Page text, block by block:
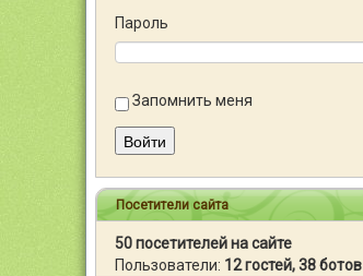
Пароль
Запомнить меня
Войти
Посетители сайта
50 посетителей на сайте
Пользователи: 12 гостей, 38 ботов